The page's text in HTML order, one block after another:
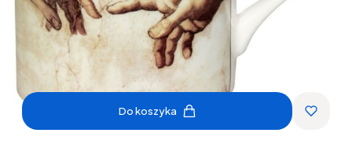
Do koszyka